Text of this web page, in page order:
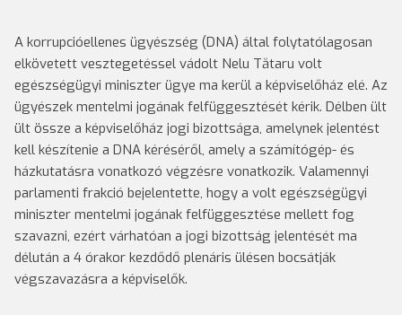
A korrupcióellenes ügyészség (DNA) által folytatólagosan
elkövetett vesztegetéssel vádolt Nelu Tătaru volt
egészségügyi miniszter ügye ma kerül a képviselőház elé. Az
ügyészek mentelmi jogának felfüggesztését kérik. Délben ült
ült össze a képviselőház jogi bizottsága, amelynek jelentést
kell készítenie a DNA kéréséről, amely a számítógép- és
házkutatásra vonatkozó végzésre vonatkozik. Valamennyi
parlamenti frakció bejelentette, hogy a volt egészségügyi
miniszter mentelmi jogának felfüggesztése mellett fog
szavazni, ezért várhatóan a jogi bizottság jelentését ma
délután a 4 órakor kezdődő plenáris ülésen bocsátják
végszavazásra a képviselők.